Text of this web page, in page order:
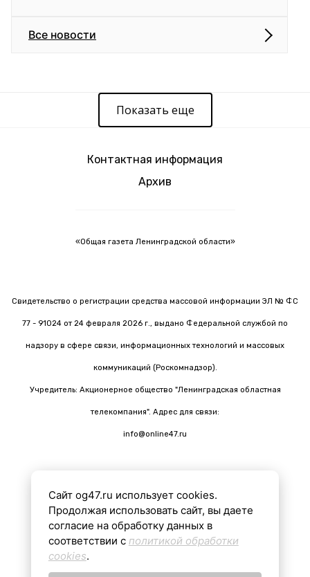
Все новости
Показать еще
Контактная информация
Архив
«Общая газета Ленинградской области»
Свидетельство о регистрации средства массовой информации ЭЛ № ФС
77 - 91024 от 24 февраля 2026 г., выдано Федеральной службой по
надзору в сфере связи, информационных технологий и массовых
коммуникаций (Роскомнадзор).
Учредитель: Акционерное общество "Ленинградская областная
телекомпания". Адрес для связи:
info@online47.ru
Все материалы на сайте подготовлены с помощью ИИ
16+
Сайт og47.ru использует cookies.
Продолжая использовать сайт, вы даете
согласие на обработку данных в
соответствии с политикой обработки
cookies.